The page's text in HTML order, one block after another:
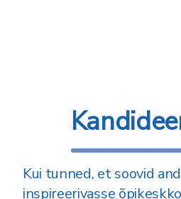
Kui tunned, et soovid
inspireerivasse